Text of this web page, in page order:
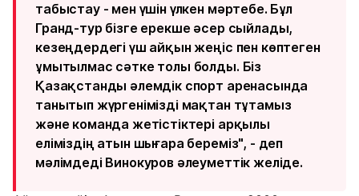
табыстау - мен үшін үлкен мәртебе. Бұл
Гранд-тур бізге ерекше әсер сыйлады,
кезеңдердегі үш айқын жеңіс пен көптеген
ұмытылмас сәтке толы болды. Біз
Қазақстанды әлемдік спорт аренасында
танытып жүргенімізді мақтан тұтамыз
және команда жетістіктері арқылы
еліміздің атын шығара береміз", - деп
мәлімдеді Винокуров әлеуметтік желіде.